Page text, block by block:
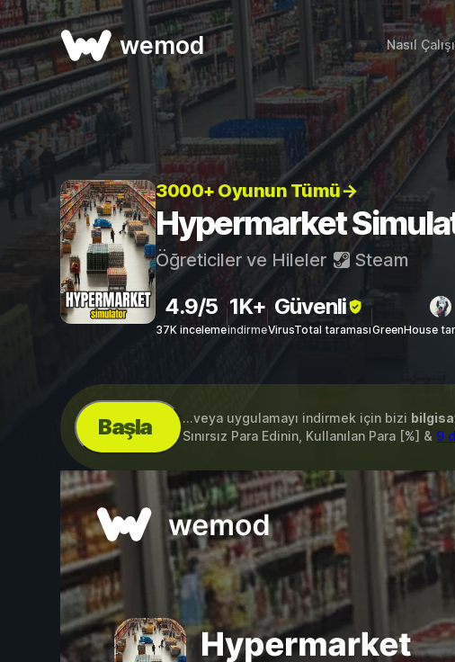
wemod Nasıl
3000+ Oyunun Tümü→
Hypermarket
Öğreticiler ve Hileler Steam
4.9/5
37K inceleme
1K+
indirme
Güvenli
VirusTotal taramasıGreenHouse
Başla ...veya uygulamayı indirmek için bizi
Sınırsız Para Edinin, Kullanılan Para [%] & 9